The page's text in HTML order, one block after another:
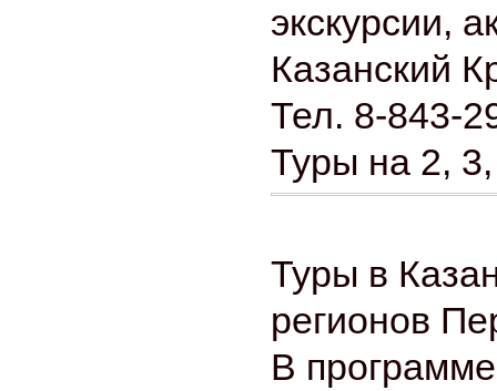
экскурсии,
Казанский
Тел. 8-843-
Туры на 2,
Туры в
регионов
В